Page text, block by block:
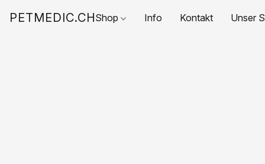
PETMEDIC.CHShop Info Kontakt Unser